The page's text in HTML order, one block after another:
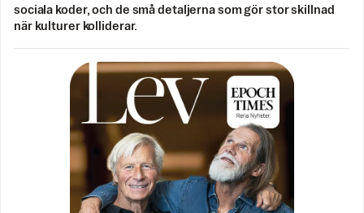
sociala koder, och de små detaljerna som gör stor skillnad
när kulturer kolliderar.